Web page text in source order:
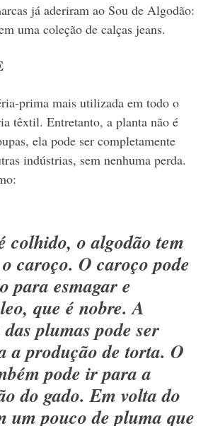
já aderiram ao Sou de Algodão:
uma coleção de calças jeans.
prima mais utilizada em todo o
têxtil. Entretanto, a planta não é
ela pode ser completamente
indústrias, sem nenhuma perda.
colhido, o algodão tem
caroço. O caroço pode
para esmagar e
que é nobre. A
plumas pode ser
a produção de torta. O
pode ir para a
do gado. Em volta do
um pouco de pluma que